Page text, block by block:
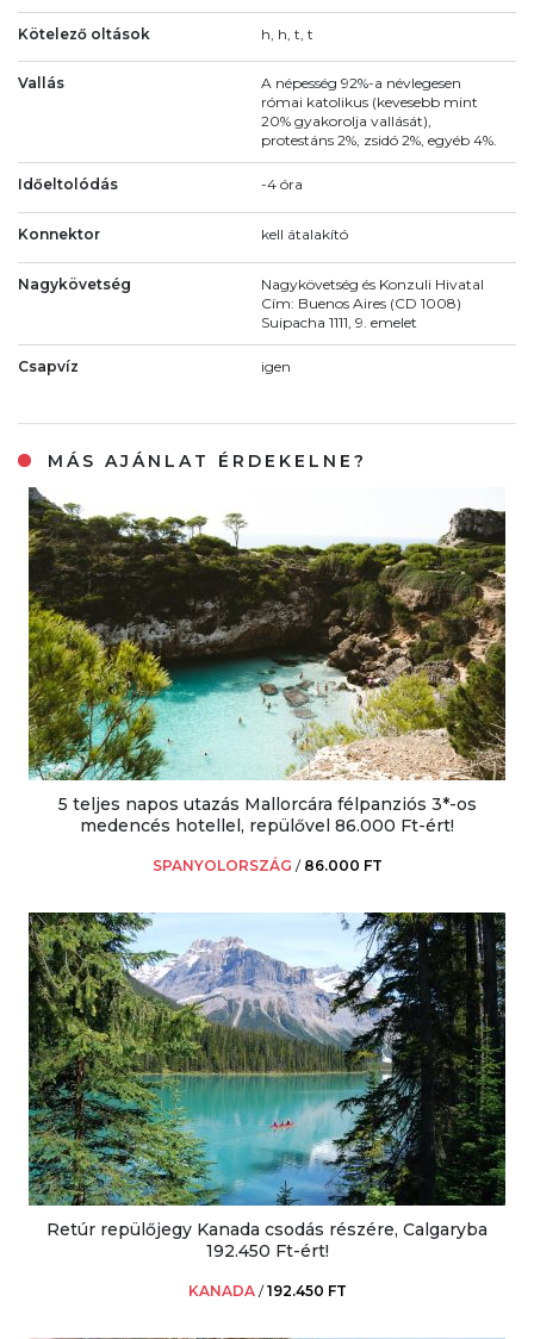
Kötelező oltások h, h, t, t
Vallás
A népesség 92%-a névlegesen
római katolikus (kevesebb mint
20% gyakorolja vallását),
protestáns 2%, zsidó 2%, egyéb 4%.
Időeltolódás -4 óra
Konnektor kell átalakító
Nagykövetség
Nagykövetség és Konzuli Hivatal
Cím: Buenos Aires (CD 1008)
Suipacha 1111, 9. emelet
Csapvíz igen
MÁS AJÁNLAT ÉRDEKELNE?
5 teljes napos utazás Mallorcára félpanziós 3*-os
medencés hotellel, repülővel 86.000 Ft-ért!
SPANYOLORSZÁG / 86.000 FT
Retúr repülőjegy Kanada csodás részére, Calgaryba
192.450 Ft-ért!
KANADA /192.450 FT